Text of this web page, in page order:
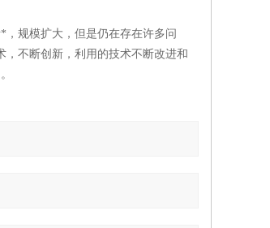
规模扩大，但是仍在存在许多问
不断创新，利用的技术不断改进和